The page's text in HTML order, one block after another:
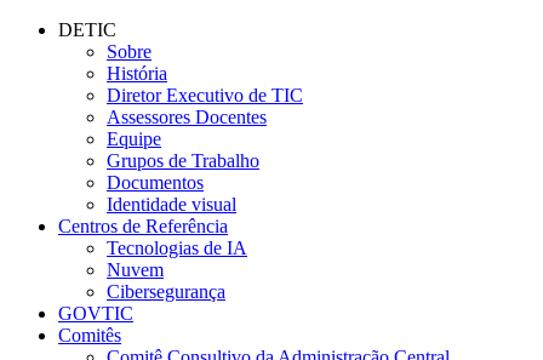
Conteúdo principal
DETIC
Sobre
História
Diretor Executivo de TIC
Assessores Docentes
Equipe
Grupos de Trabalho
Documentos
Identidade visual
Centros de Referência
Tecnologias de IA
Nuvem
Cibersegurança
GOVTIC
Comitês